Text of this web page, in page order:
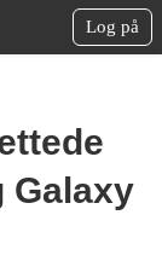
Log på
Galaxy